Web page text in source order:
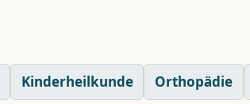
Kinderheilkunde Orthopädie